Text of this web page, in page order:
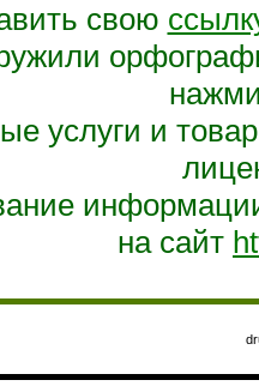
свою
услуги и
на сайт